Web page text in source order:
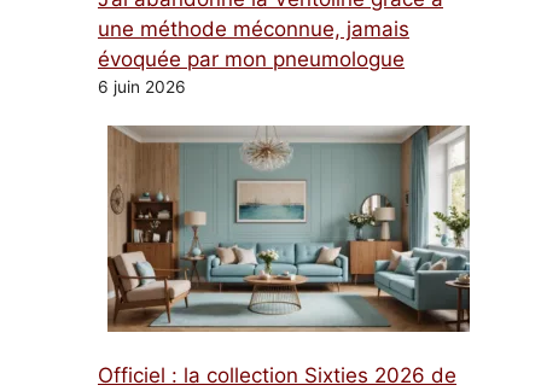
une méthode méconnue, jamais
évoquée par mon pneumologue
6 juin 2026
Officiel : la collection Sixties 2026 de